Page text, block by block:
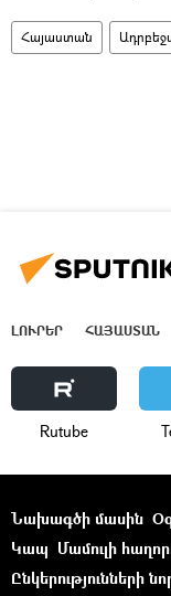
Հայաստան
ԼՈՒՐԵՐ ՀԱՅԱՍՏԱՆ
Rutube
Նախագծի մասին
Կապ Մամուլի
Ընկերությունների